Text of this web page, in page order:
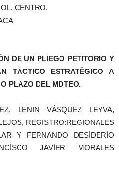
CENTRO,
DE UN PLIEGO PETITORIO Y
TÁCTICO ESTRATÉGICO A
PLAZO DEL MDTEO.
LENIN VÁSQUEZ LEYVA,
REGISTRO:REGIONALES
Y FERNANDO DESÍDERÍO
JAVÍER MORALES